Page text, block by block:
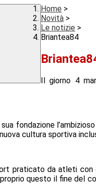
Home >
Novità >
Le notizie >
Briantea84
Il giorno 4
fondazione
cultura sportiva
praticato da atleti
questo il fine del